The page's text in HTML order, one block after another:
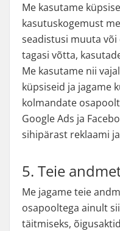
Me kasutame
kasutuskogemust
seadistusi muuta
tagasi võtta,
Me kasutame nii
küpsiseid ja jagame
kolmandate
Google Ads ja
sihipärast reklaami
5. Teie
Me jagame teie
osapooltega ainult
täitmiseks,